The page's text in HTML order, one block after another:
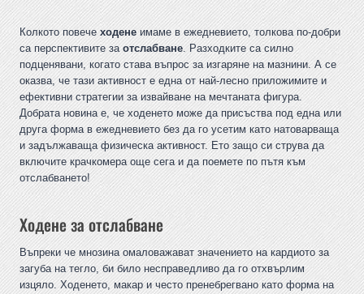
Колкото повече ходенеимаме в ежедневието, толкова по-добри
са перспективите за отслабване. Разходките са силно
подценявани, когато става въпрос за изгаряне на мазнини. А се
оказва, че тази активност е една от най-лесно приложимите и
ефективни стратегии за извайване на мечтаната фигура.
Добрата новина е, че ходенето може да присъства под една или
друга форма в ежедневието без да го усетим като натоварваща
и задължаваща физическа активност. Ето защо си струва да
включите крачкомера още сега и да поемете по пътя към
отслабването!
Ходене за отслабване
Въпреки че мнозина омаловажават значението на кардиото за
загуба на тегло, би било несправедливо да го отхвърлим
изцяло. Ходенето, макар и често пренебрегвано като форма на